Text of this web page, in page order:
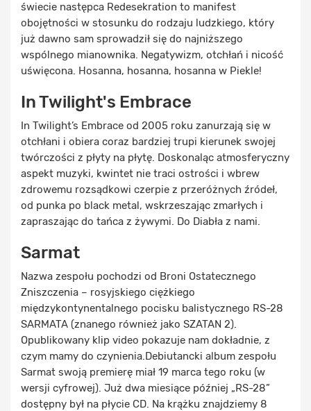
świecie następca Redesekration to manifest
obojętności w stosunku do rodzaju ludzkiego, który
już dawno sam sprowadził się do najniższego
wspólnego mianownika. Negatywizm, otchłań i nicość
uświęcona. Hosanna, hosanna, hosanna w Piekle!
In Twilight's Embrace
In Twilight’s Embrace od 2005 roku zanurzają się w
otchłani i obiera coraz bardziej trupi kierunek swojej
twórczości z płyty na płytę. Doskonaląc atmosferyczny
aspekt muzyki, kwintet nie traci ostrości i wbrew
zdrowemu rozsądkowi czerpie z przeróżnych źródeł,
od punka po black metal, wskrzeszając zmarłych i
zapraszając do tańca z żywymi. Do Diabła z nami.
Sarmat
Nazwa zespołu pochodzi od Broni Ostatecznego
Zniszczenia – rosyjskiego ciężkiego
międzykontynentalnego pocisku balistycznego RS-28
SARMATA (znanego również jako SZATAN 2).
Opublikowany klip video pokazuje nam dokładnie, z
czym mamy do czynienia.Debiutancki album zespołu
Sarmat swoją premierę miał 19 marca tego roku (w
wersji cyfrowej). Już dwa miesiące później „RS-28”
dostępny był na płycie CD. Na krążku znajdziemy 8